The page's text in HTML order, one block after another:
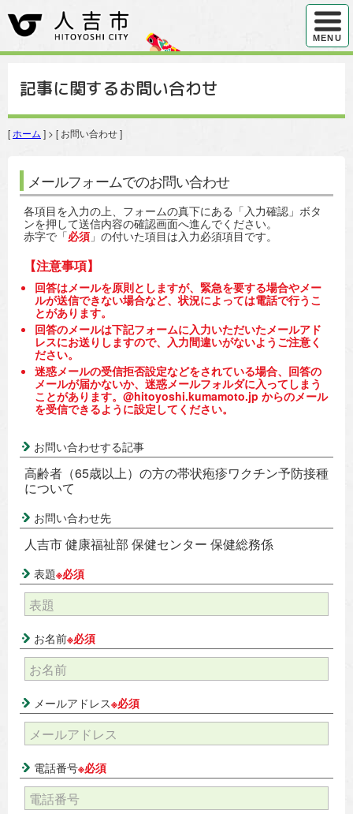
ハンバ
MENU
記事に関するお問い合わせ
[ ホーム ] > [ お問い合わせ ]
メールフォームでのお問い合わせ
各項目を入力の上、フォームの真下にある「入力確認」ボタ
ンを押して送信内容の確認画面へ進んでください。
赤字で「必須 」の付いた項目は入力必須項目です。
【注意事項】
回答はメールを原則としますが、緊急を要する場合やメー
ルが送信できない場合など、状況によっては電話で行うこ
とがあります。
回答のメールは下記フォームに入力いただいたメールアド
レスにお送りしますので、入力間違いがないようご注意く
ださい。
迷惑メールの受信拒否設定などをされている場合、回答の
メールが届かないか、迷惑メールフォルダに入ってしまう
ことがあります。@hitoyoshi.kumamoto.jp からのメール
を受信できるように設定してください。
お問い合わせする記事
高齢者（65歳以上）の方の帯状疱疹ワクチン予防接種
について
お問い合わせ先
人吉市 健康福祉部 保健センター 保健総務係
表題※必須
お名前※必須
メールアドレス※必須
電話番号※必須